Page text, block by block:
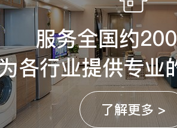
服务全国约
各行业提供专业
了解更多 >